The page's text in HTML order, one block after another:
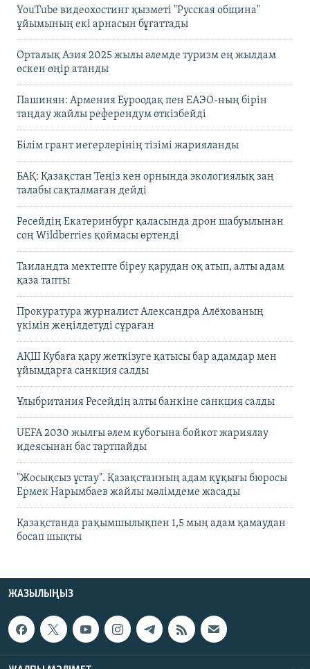
YouTube видеохостинг қызметі "Русская община"
ұйымының екі арнасын бұғаттады
Орталық Азия 2025 жылы әлемде туризм ең жылдам
өскен өңір атанды
Пашинян: Армения Еуроодақ пен ЕАЭО-ның бірін
таңдау жайлы референдум өткізбейді
Білім грант иегерлерінің тізімі жарияланды
БАҚ: Қазақстан Теңіз кен орнында экологиялық заң
талабы сақталмаған дейді
Ресейдің Екатеринбург қаласында дрон шабуылынан
соң Wildberries қоймасы өртенді
Таиландта мектепте біреу қарудан оқ атып, алты адам
қаза тапты
Прокуратура журналист Александра Алёхованың
үкімін жеңілдетуді сұраған
АҚШ Кубаға қару жеткізуге қатысы бар адамдар мен
ұйымдарға санкция салды
Ұлыбритания Ресейдің алты банкіне санкция салды
UEFA 2030 жылғы әлем кубогына бойкот жариялау
идеясынан бас тартпайды
"Жосықсыз ұстау". Қазақстанның адам құқығы бюросы
Ермек Нарымбаев жайлы мәлімдеме жасады
Қазақстанда рақымшылықпен 1,5 мың адам қамаудан
босап шықты
ЖАЗЫЛЫҢЫЗ